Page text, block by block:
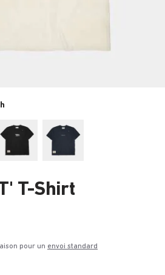
T-Shirt
pour un envoi standard